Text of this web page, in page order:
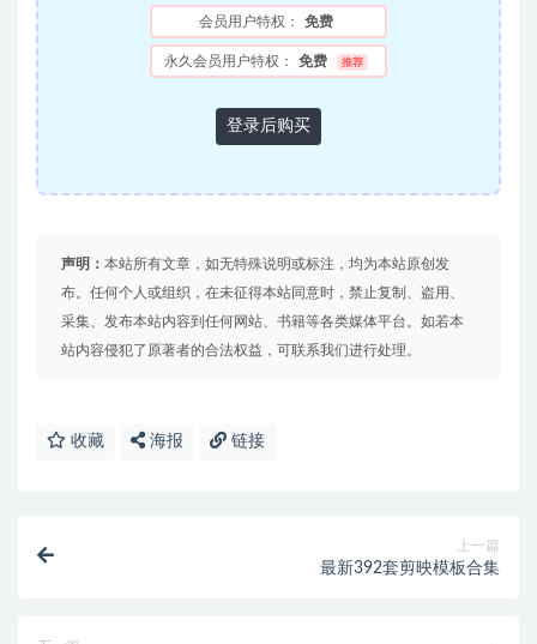
会员用户特权： 免费
永久会员用户特权： 免费 推荐
登录后购买
声明： 本站所有文章，如无特殊说明或标注，均为本站原创发
布。任何个人或组织，在未征得本站同意时，禁止复制、盗用、
采集、发布本站内容到任何网站、书籍等各类媒体平台。如若本
站内容侵犯了原著者的合法权益，可联系我们进行处理。
收藏 海报 链接
上一篇
最新392套剪映模板合集